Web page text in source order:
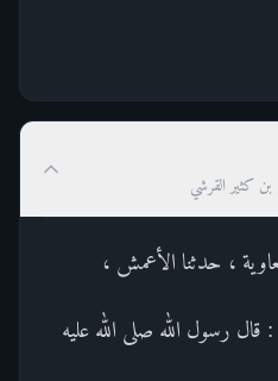
بن كثير القرشي
، حدثنا الأعمش ،
رسول الله صلى الله عليه